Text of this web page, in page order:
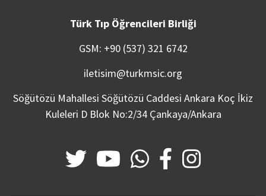
Türk Tıp Öğrencileri Birliği
GSM: +90 (537) 321 6742
iletisim@turkmsic.org
Söğütözü Mahallesi Söğütözü Caddesi Ankara Koç İkiz
Kuleleri D Blok No:2/34 Çankaya/Ankara